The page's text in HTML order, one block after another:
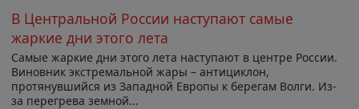
В Центральной России наступают самые
жаркие дни этого лета
Самые жаркие дни этого лета наступают в центре России.
Виновник экстремальной жары – антициклон,
протянувшийся из Западной Европы к берегам Волги. Из-
за перегрева земной...